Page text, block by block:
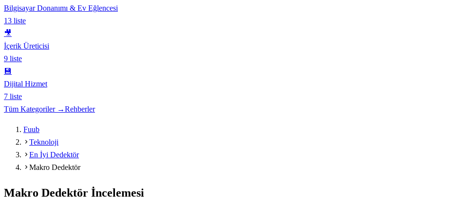
Bilgisayar Donanımı & Ev Eğlencesi
13 liste
🎥
İçerik Üreticisi
9 liste
💾
Dijital Hizmet
7 liste
Tüm Kategoriler →Rehberler
Fuub
Teknoloji
En İyi Dedektör
Makro Dedektör
Makro Dedektör İncelemesi